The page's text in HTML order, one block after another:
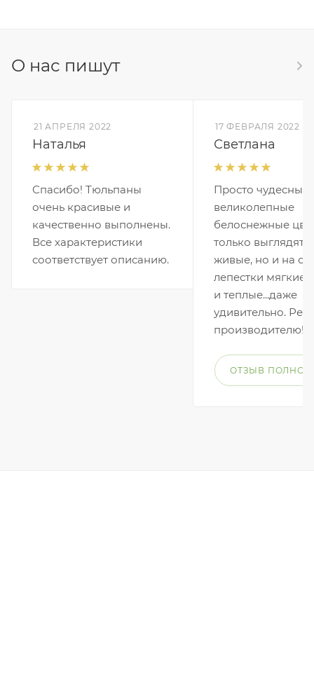
О нас пишут
21 АПРЕЛЯ 2022
Наталья
Спасибо! Тюльпаны
очень красивые и
качественно выполнены.
Все характеристики
соответствует описанию.
17 ФЕВРАЛЯ 2022
Светлана
Просто чудесные,
великолепные
белоснежные
только выглядят
живые, но и на
лепестки мягкие,
и теплые...даже
удивительно.
производителю!
ОТЗЫВ